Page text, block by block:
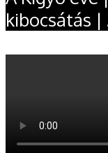
kibocsátás |